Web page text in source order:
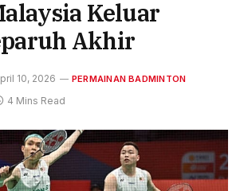
Keluar
Akhir
10, 2026 PERMAINAN BADMINTON
4 Mins Read